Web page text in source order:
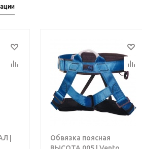
|
Обвязка поясная